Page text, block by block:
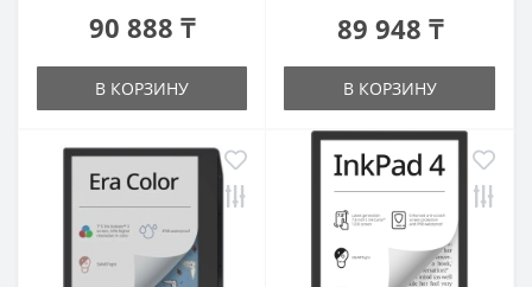
90 888 ₸
В КОРЗИНУ
89 948 ₸
В КОРЗИНУ